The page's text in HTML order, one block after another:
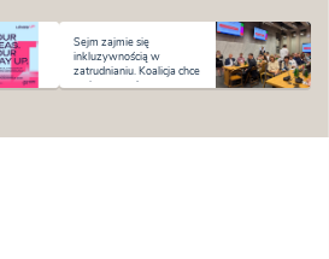
Sejm zajmie się
inkluzywnością w
zatrudnianiu. Koalicja chce
zmian na rynku pracy